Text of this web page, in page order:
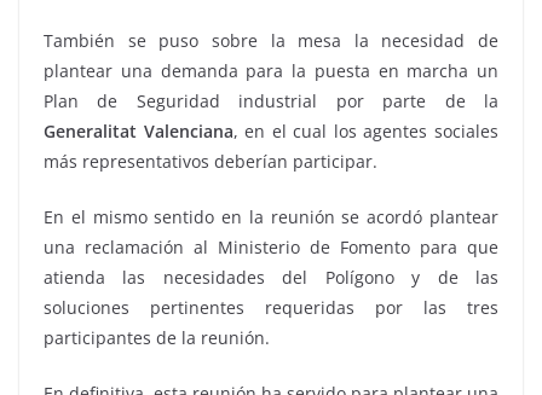
También se puso sobre la mesa la necesidad de
plantear una demanda para la puesta en marcha un
Plan de Seguridad industrial por parte de la
Generalitat Valenciana, en el cual los agentes sociales
más representativos deberían participar.
En el mismo sentido en la reunión se acordó plantear
una reclamación al Ministerio de Fomento para que
atienda las necesidades del Polígono y de las
soluciones pertinentes requeridas por las tres
participantes de la reunión.